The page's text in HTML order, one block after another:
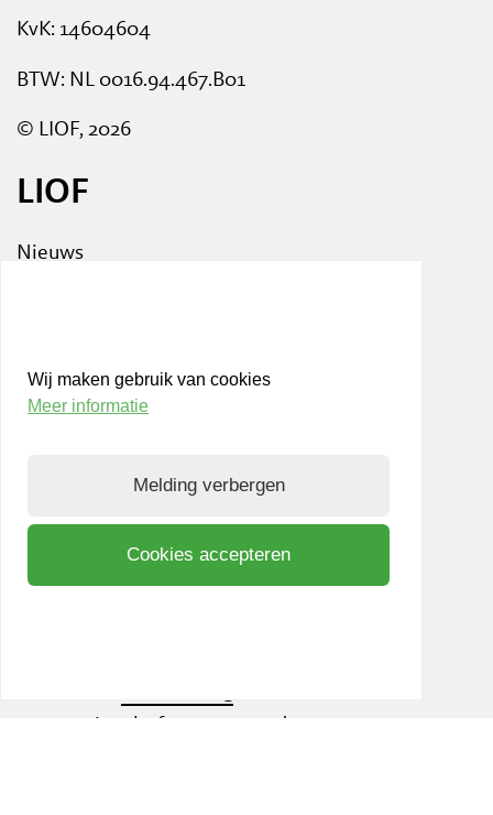
Wij maken gebruik van cookies
Meer informatie
Melding verbergen
Cookies accepteren
KvK: 14604604
BTW: NL 0016.94.467.B01
© LIOF, 2026
LIOF
Nieuws
Team
Privacy- en Cookiepolicy
Know Your Customer
community platform waar ondernemers,